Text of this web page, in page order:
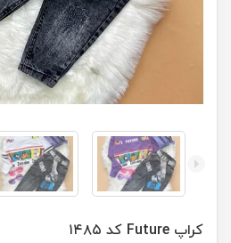
کراپ Future کد ۱۴۸۵